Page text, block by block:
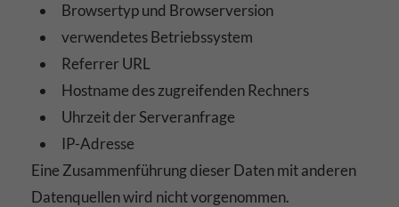
Browsertyp und Browserversion
verwendetes Betriebssystem
Referrer URL
Hostname des zugreifenden Rechners
Uhrzeit der Serveranfrage
IP-Adresse
Eine Zusammenführung dieser Daten mit anderen
Datenquellen wird nicht vorgenommen.